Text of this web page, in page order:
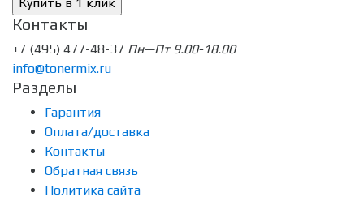
Контакты
+7 (495) 477-48-37 Пн—Пт 9.00-18.00
info@tonermix.ru
Разделы
Гарантия
Оплата/доставка
Контакты
Обратная связь
Политика сайта